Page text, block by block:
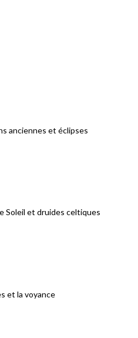
anciennes et éclipses
Soleil et druides celtiques
et la voyance